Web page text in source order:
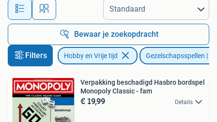
Alle afstanden…
Bewaar je zoekopdracht
Filters Hobby en Vrije tijd Gezelschapsspellen |
Verpakking beschadigd Hasbro bordspel
Monopoly Classic - fam
€ 19,99 Details